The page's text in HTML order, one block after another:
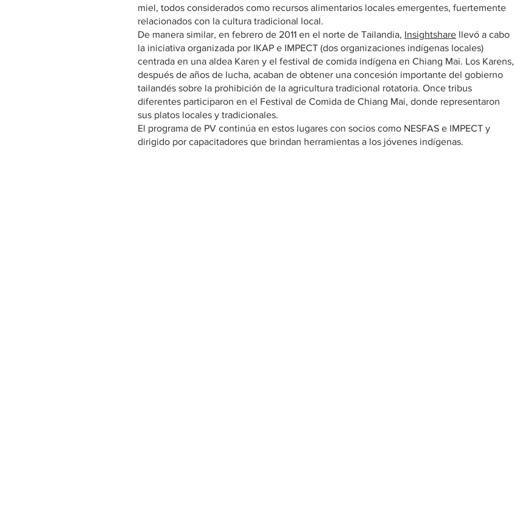
miel, todos considerados como recursos alimentarios locales emergentes, fuertemente
relacionados con la cultura tradicional local.
De manera similar, en febrero de 2011 en el norte de Tailandia, Insightshare llevó a cabo
la iniciativa organizada por IKAP e IMPECT (dos organizaciones indígenas locales)
centrada en una aldea Karen y el festival de comida indígena en Chiang Mai. Los Karens,
después de años de lucha, acaban de obtener una concesión importante del gobierno
tailandés sobre la prohibición de la agricultura tradicional rotatoria. Once tribus
diferentes participaron en el Festival de Comida de Chiang Mai, donde representaron
sus platos locales y tradicionales.
El programa de PV continúa en estos lugares con socios como NESFAS e IMPECT y
dirigido por capacitadores que brindan herramientas a los jóvenes indígenas.